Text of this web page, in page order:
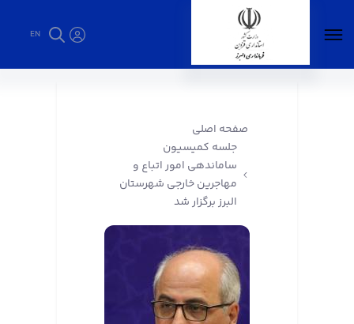
EN
صفحه اصلی
جلسه کمیسیون
ساماندهی امور اتباع و
مهاجرین خارجی شهرستان
البرز برگزار شد